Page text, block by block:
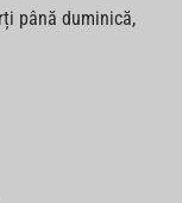
până duminică,